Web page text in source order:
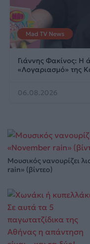
Mad TV News
Γιάννης Φακίνος: Η
«Λογαριασμό» της
06.08.2026
Μουσικός νανουρίζει
rain» (βίντεο)